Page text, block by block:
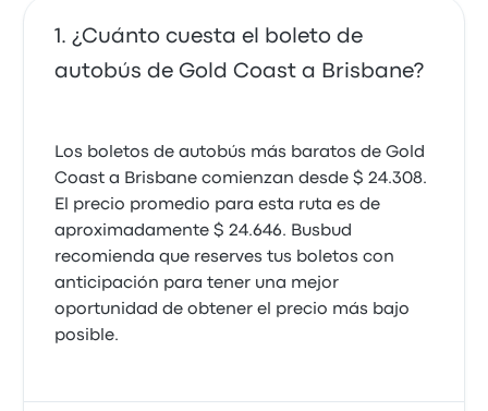
¿Cuánto cuesta el boleto de
autobús de Gold Coast a Brisbane?
Los boletos de autobús más baratos de Gold
Coast a Brisbane comienzan desde $ 24.308.
El precio promedio para esta ruta es de
aproximadamente $ 24.646. Busbud
recomienda que reserves tus boletos con
anticipación para tener una mejor
oportunidad de obtener el precio más bajo
posible.